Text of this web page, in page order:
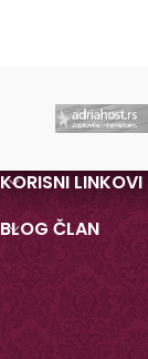
KORISNI LINKOVI
BLOG ČLAN